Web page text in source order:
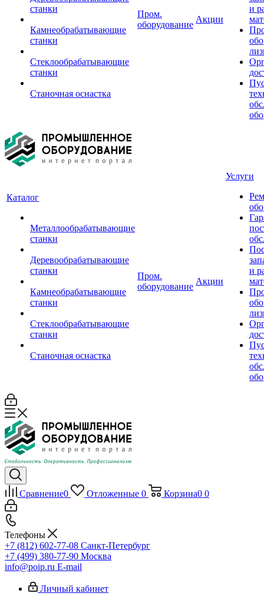
станки
Камнеобрабатывающие
станки
Стеклообрабатывающие
станки
Станочная оснастка
Пром.
оборудование
Акции
и
Каталог
Металлообрабатывающие
станки
Деревообрабатывающие
станки
Камнеобрабатывающие
станки
Стеклообрабатывающие
станки
Станочная оснастка
Пром.
оборудование
Акции
Услуги
и
Сравнение0 Отложенные 0 Корзина0 0
Телефоны
+7 (812) 602-77-08 Санкт-Петербург
+7 (499) 380-77-90 Москва
info@poip.ru E-mail
Личный кабинет